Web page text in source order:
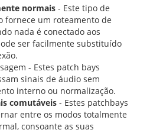
normais- Este tipo de
fornece um roteamento de
nada é conectado aos
ser facilmente substituído
- Estes patch bays
sinais de áudio sem
interno ou normalização.
comutáveis- Estes patchbays
entre os modos totalmente
consoante as suas